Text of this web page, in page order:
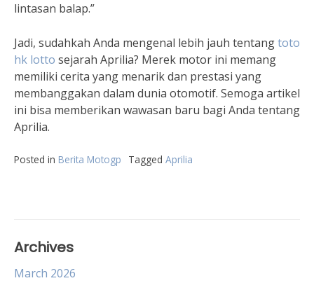
lintasan balap.”
Jadi, sudahkah Anda mengenal lebih jauh tentangtoto
hk lotto sejarah Aprilia? Merek motor ini memang
memiliki cerita yang menarik dan prestasi yang
membanggakan dalam dunia otomotif. Semoga artikel
ini bisa memberikan wawasan baru bagi Anda tentang
Aprilia.
Posted in Berita Motogp Tagged Aprilia
Archives
March 2026